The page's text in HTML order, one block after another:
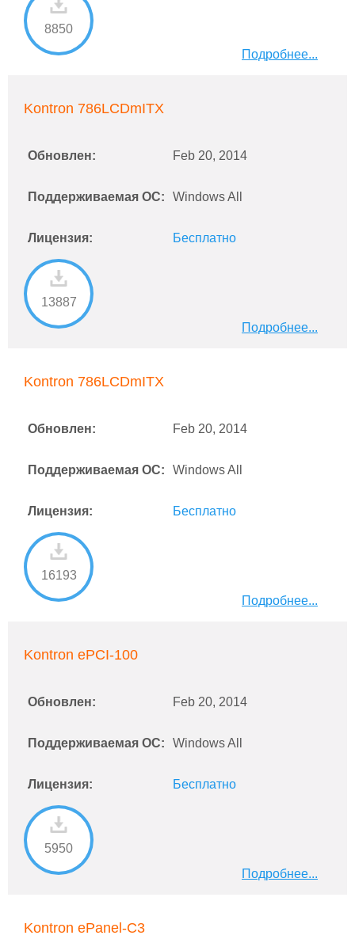
8850
Подробнее...
Kontron 786LCDmITX
Обновлен: Feb 20, 2014
Поддерживаемая ОС: Windows All
Лицензия: Бесплатно
13887
Подробнее...
Kontron 786LCDmITX
Обновлен: Feb 20, 2014
Поддерживаемая ОС: Windows All
Лицензия: Бесплатно
16193
Подробнее...
Kontron ePCI-100
Обновлен: Feb 20, 2014
Поддерживаемая ОС: Windows All
Лицензия: Бесплатно
5950
Подробнее...
Kontron ePanel-C3